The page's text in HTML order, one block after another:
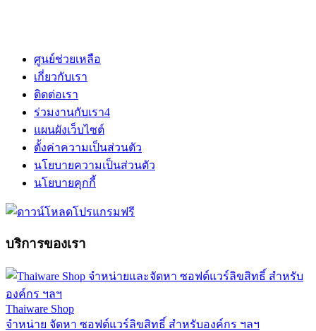
ศูนย์ช่วยเหลือ
เกี่ยวกับเรา
ติดต่อเรา
ร่วมงานกับเรา4
แผนผังเว็บไซต์
ตั้งค่าความเป็นส่วนตัว
นโยบายความเป็นส่วนตัว
นโยบายคุกกี้
บริการของเรา
Thaiware Shop
จำหน่าย จัดหา ซอฟต์แวร์ลิขสิทธิ์ สำหรับองค์กร ฯลฯ